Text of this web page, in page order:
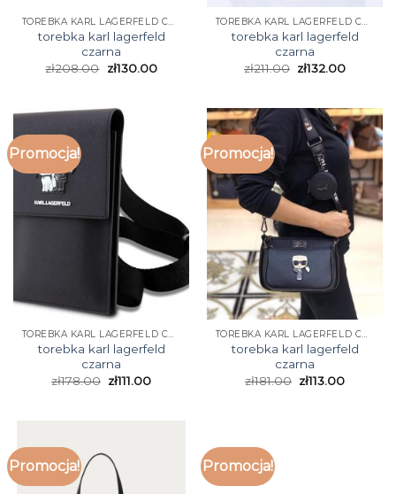
torebka karl lagerfeld
czarna
zł208.00 zł130.00
torebka karl lagerfeld
czarna
zł211.00 zł132.00
Promocja!
TOREBKA KARL LAGERFELD CZARNA
torebka karl lagerfeld
czarna
zł178.00 zł111.00
Promocja!
TOREBKA KARL LAGERFELD CZARNA
torebka karl lagerfeld
czarna
zł181.00 zł113.00
Promocja! Promocja!